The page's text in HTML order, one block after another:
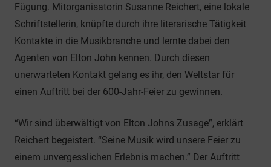
Fügung. Mitorganisatorin Susanne Reichert, eine lokale
Schriftstellerin, knüpfte durch ihre literarische Tätigkeit
Kontakte in die Musikbranche und lernte dabei den
Agenten von Elton John kennen. Durch diesen
unerwarteten Kontakt gelang es ihr, den Weltstar für
einen Auftritt bei der 600-Jahr-Feier zu gewinnen.
“Wir sind überwältigt von Elton Johns Zusage”, erklärt
Reichert begeistert. “Seine Musik wird unsere Feier zu
einem unvergesslichen Erlebnis machen.” Der Auftritt